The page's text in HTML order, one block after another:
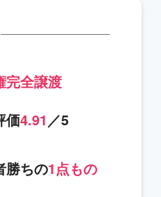
完全譲渡
価4.91 ／5
勝ちの1点もの